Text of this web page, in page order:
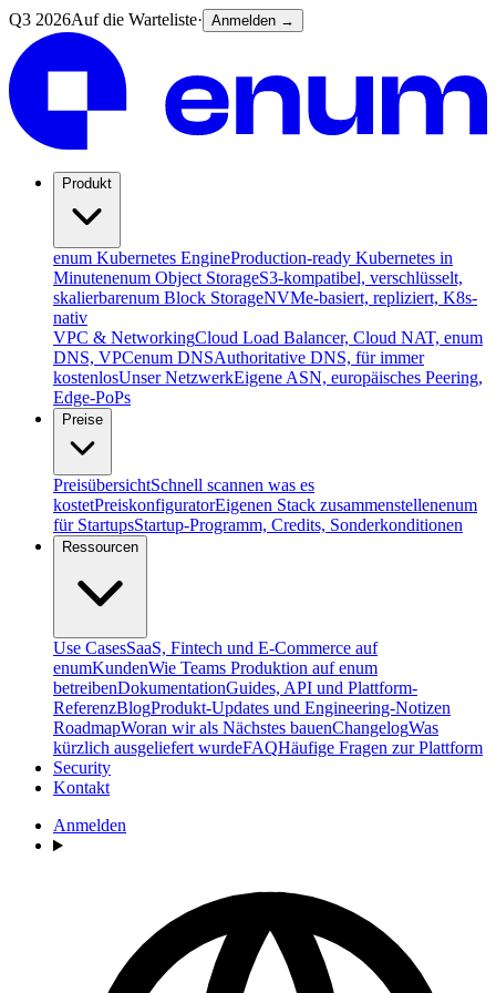
Q3 2026Auf die Warteliste· Anmelden →
Produkt
enum Kubernetes EngineProduction-ready Kubernetes in
Minutenenum Object StorageS3-kompatibel, verschlüsselt,
skalierbarenum Block StorageNVMe-basiert, repliziert, K8s-
nativ
VPC & NetworkingCloud Load Balancer, Cloud NAT, enum
DNS, VPCenum DNSAuthoritative DNS, für immer
kostenlosUnser NetzwerkEigene ASN, europäisches Peering,
Edge-PoPs
Preise
PreisübersichtSchnell scannen was es
kostetPreiskonfiguratorEigenen Stack zusammenstellenenum
für StartupsStartup-Programm, Credits, Sonderkonditionen
Ressourcen
Use CasesSaaS, Fintech und E-Commerce auf
enumKundenWie Teams Produktion auf enum
betreibenDokumentationGuides, API und Plattform-
ReferenzBlogProdukt-Updates und Engineering-Notizen
RoadmapWoran wir als Nächstes bauenChangelogWas
kürzlich ausgeliefert wurdeFAQHäufige Fragen zur Plattform
Security
Kontakt
Anmelden